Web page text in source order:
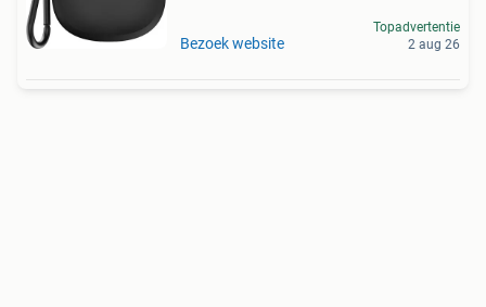
Bezoek website
Topadvertentie
2 aug 26